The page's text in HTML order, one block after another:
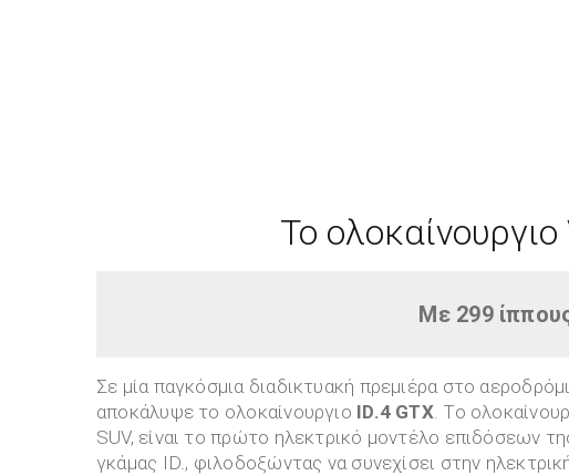
To
Με 299
Σε μία παγκόσμια διαδικτυακή πρεμιέρα στο
αποκάλυψε το ολοκαίνουργιο ID.4 GTX. Το
SUV, είναι το πρώτο ηλεκτρικό μοντέλο επιδόσεων
γκάμας ID., φιλοδοξώντας να συνεχίσει στην